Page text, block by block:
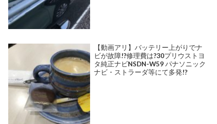
【動画アリ】バッテリー上がりでナ
ビが故障!?修理費は?30プリウストヨ
タ純正ナビNSDN-W59 パナソニック
ナビ・ストラーダ等にて多発!?